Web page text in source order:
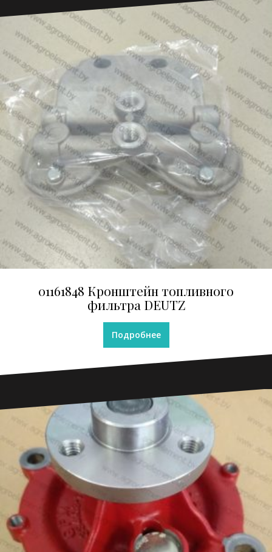
01161848 Кронштейн топливного
фильтра DEUTZ
Подробнее